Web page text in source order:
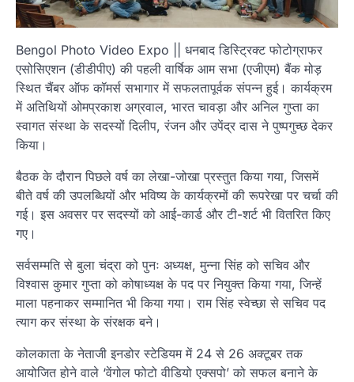
Bengol Photo Video Expo || धनबाद डिस्ट्रिक्ट फोटोग्राफर
एसोसिएशन (डीडीपीए) की पहली वार्षिक आम सभा (एजीएम) बैंक मोड़
स्थित चैंबर ऑफ कॉमर्स सभागार में सफलतापूर्वक संपन्न हुई। कार्यक्रम
में अतिथियों ओमप्रकाश अग्रवाल, भारत चावड़ा और अनिल गुप्ता का
स्वागत संस्था के सदस्यों दिलीप, रंजन और उपेंद्र दास ने पुष्पगुच्छ देकर
किया।
बैठक के दौरान पिछले वर्ष का लेखा-जोखा प्रस्तुत किया गया, जिसमें
बीते वर्ष की उपलब्धियों और भविष्य के कार्यक्रमों की रूपरेखा पर चर्चा की
गई। इस अवसर पर सदस्यों को आई-कार्ड और टी-शर्ट भी वितरित किए
गए।
सर्वसम्मति से बुला चंद्रा को पुनः अध्यक्ष, मुन्ना सिंह को सचिव और
विश्वास कुमार गुप्ता को कोषाध्यक्ष के पद पर नियुक्त किया गया, जिन्हें
माला पहनाकर सम्मानित भी किया गया। राम सिंह स्वेच्छा से सचिव पद
त्याग कर संस्था के संरक्षक बने।
कोलकाता के नेताजी इनडोर स्टेडियम में 24 से 26 अक्टूबर तक
आयोजित होने वाले ‘वेंगोल फोटो वीडियो एक्सपो’ को सफल बनाने के